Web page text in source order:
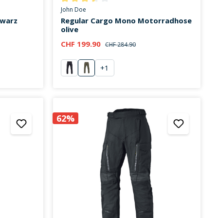
0 von 5 Sternen Durchschnittliche Bewertung von 3.5 von 5
John Doe
Regular Cargo Mono Motorradhose
olive
CHF 199.90 CHF 284.90
schwarz
olive
+1
62%